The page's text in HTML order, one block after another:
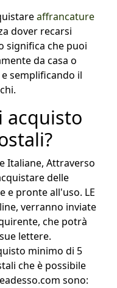
affrancature
dover recarsi
significa che puoi
da casa o
semplificando il
acquisto
Italiane, Attraverso
delle
e pronte all'uso. LE
verranno inviate
che potrà
lettere.
minimo di 5
che è possibile
sono: